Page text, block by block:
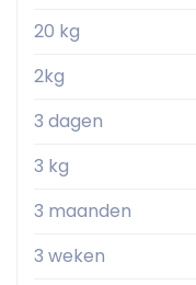
20 kg
2kg
3 dagen
3 kg
3 maanden
3 weken